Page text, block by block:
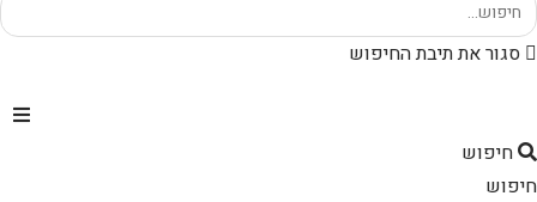
סגור את תיבת החיפוש
חיפוש
חיפוש